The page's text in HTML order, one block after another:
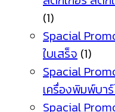
(1)
Spacial
ใบเสร็จ (1)
Spacial
เครื่องพิมพ์บา
Spacial